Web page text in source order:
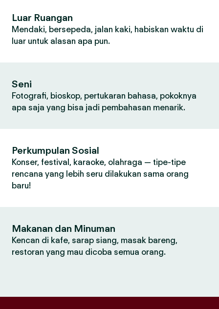
Luar Ruangan
Mendaki, bersepeda, jalan kaki, habiskan waktu di
luar untuk alasan apa pun.
Seni
Fotografi, bioskop, pertukaran bahasa, pokoknya
apa saja yang bisa jadi pembahasan menarik.
Perkumpulan Sosial
Konser, festival, karaoke, olahraga — tipe-tipe
rencana yang lebih seru dilakukan sama orang
baru!
Makanan dan Minuman
Kencan di kafe, sarap siang, masak bareng,
restoran yang mau dicoba semua orang.